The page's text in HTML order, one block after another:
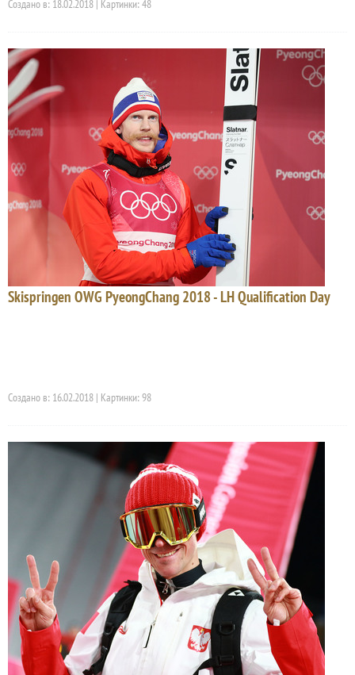
Создано в: 18.02.2018 | Картинки: 48
Skispringen OWG PyeongChang 2018 - LH Qualification Day
Создано в: 16.02.2018 | Картинки: 98